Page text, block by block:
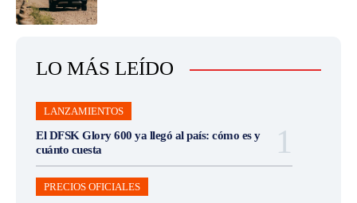
LO MÁS LEÍDO
LANZAMIENTOS
El DFSK Glory 600 ya llegó al país: cómo es y
cuánto cuesta
PRECIOS OFICIALES